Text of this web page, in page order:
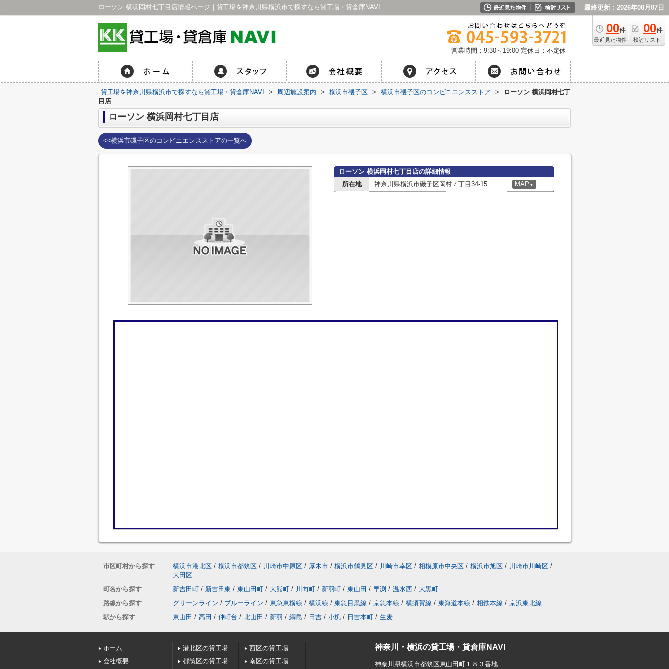
ローソン 横浜岡村七丁目店情報ページ｜貸工場を神奈川県横浜市で探すなら貸工場・貸倉庫NAVI 最終更新：2026年08月07日
00件
最近見た物件
00件
検討リスト
営業時間：9:30～19:00 定休日：不定休
貸工場を神奈川県横浜市で探すなら貸工場・貸倉庫NAVI > 周辺施設案内 > 横浜市磯子区 > 横浜市磯子区のコンビニエンスストア >
ローソン 横浜岡村七丁
目店
ローソン 横浜岡村七丁目店
<<横浜市磯子区のコンビニエンスストアの一覧へ
ローソン 横浜岡村七丁目店の詳細情報
所在地
神奈川県横浜市磯子区岡村７丁目34-15 MAP ▼
市区町村から探す 横浜市港北区 / 横浜市都筑区 / 川崎市中原区 / 厚木市 / 横浜市鶴見区 / 川崎市幸区 / 相模原市中央区 / 横浜市旭区 / 川崎市川崎区 /
大田区
町名から探す
新吉田町 / 新吉田東 / 東山田町 / 大熊町 / 川向町 / 新羽町 / 東山田 / 早渕 / 温水西 / 大黒町
路線から探す
グリーンライン / ブルーライン / 東急東横線 / 横浜線 / 東急目黒線 / 京急本線 / 横須賀線 / 東海道本線 / 相鉄本線 / 京浜東北線
駅から探す
東山田 / 高田 / 仲町台 / 北山田 / 新羽 / 綱島 / 日吉 / 小机 / 日吉本町 / 生麦
ホーム
会社概要
港北区の貸工場
都筑区の貸工場
西区の貸工場
南区の貸工場
神奈川・横浜の貸工場・貸倉庫NAVI
神奈川県横浜市都筑区東山田町１８３番地